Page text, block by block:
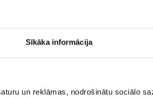
Sīkāka informācija
un reklāmas, nodrošinātu sociālo